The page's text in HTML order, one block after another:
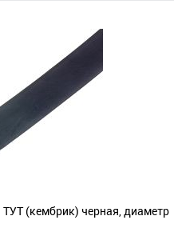
Сравнение
(кембрик) черная, диаметр